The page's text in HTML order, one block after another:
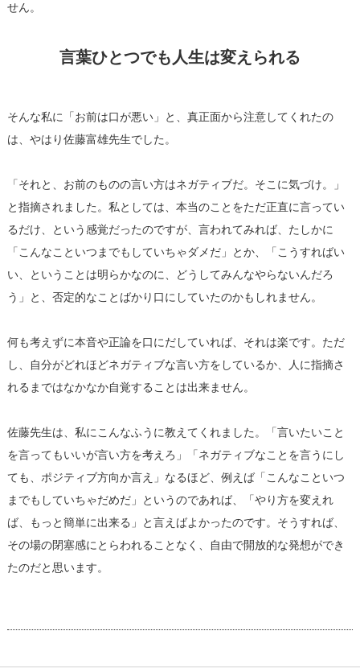
せん。
言葉ひとつでも人生は変えられる
そんな私に「お前は口が悪い」と、真正面から注意してくれたの
は、やはり佐藤富雄先生でした。
「それと、お前のものの言い方はネガティブだ。そこに気づけ。」
と指摘されました。私としては、本当のことをただ正直に言ってい
るだけ、という感覚だったのですが、言われてみれば、たしかに
「こんなこといつまでもしていちゃダメだ」とか、「こうすればい
い、ということは明らかなのに、どうしてみんなやらないんだろ
う」と、否定的なことばかり口にしていたのかもしれません。
何も考えずに本音や正論を口にだしていれば、それは楽です。ただ
し、自分がどれほどネガティブな言い方をしているか、人に指摘さ
れるまではなかなか自覚することは出来ません。
佐藤先生は、私にこんなふうに教えてくれました。「言いたいこと
を言ってもいいが言い方を考えろ」「ネガティブなことを言うにし
ても、ポジティブ方向か言え」なるほど、例えば「こんなこといつ
までもしていちゃだめだ」というのであれば、「やり方を変えれ
ば、もっと簡単に出来る」と言えばよかったのです。そうすれば、
その場の閉塞感にとらわれることなく、自由で開放的な発想ができ
たのだと思います。